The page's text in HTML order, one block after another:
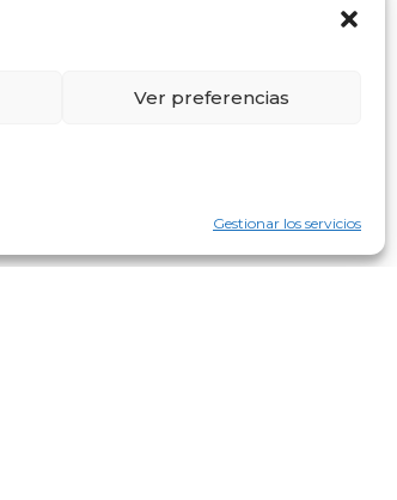
Gestionar los servicios
Ver preferencias